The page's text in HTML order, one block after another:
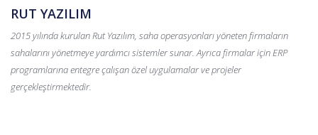
RUT YAZILIM
2015 yılında kurulan Rut Yazılım, saha operasyonları yöneten firmaların
sahalarını yönetmeye yardımcı sistemler sunar. Ayrıca firmalar için ERP
programlarına entegre çalışan özel uygulamalar ve projeler
gerçekleştirmektedir.